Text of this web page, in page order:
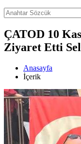
ÇATOD 10
Ziyaret Etti
Anasayfa
İçerik